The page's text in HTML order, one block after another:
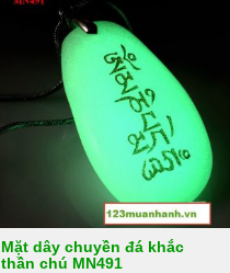
Mặt dây chuyền đá khắc
thần chú MN491